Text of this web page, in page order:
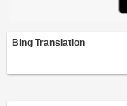
Bing Translation